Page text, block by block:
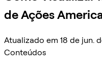
de Ações
Atualizado em 18 de jun.
Conteúdos